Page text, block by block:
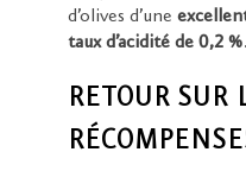
d’olives d’une
taux d’acidité de 0,2 %.
RETOUR SUR